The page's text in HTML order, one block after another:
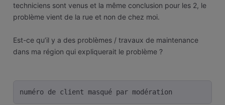
techniciens sont venus et la même conclusion pour les 2, le
problème vient de la rue et non de chez moi.
Est-ce qu’il y a des problèmes / travaux de maintenance
dans ma région qui expliquerait le problème ?
numéro de client masqué par modération